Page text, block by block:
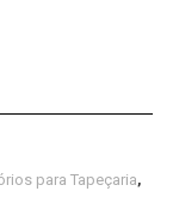
para Tapeçaria,